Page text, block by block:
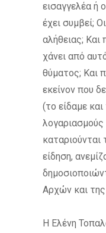
εισαγγελέα ή
έχει συμβεί;
αλήθειας; Και
χάνει από
θύματος; Και
εκείνον που
(το είδαμε
λογαριασμούς
είδηση,
Αρχών και της
Η Ελένη